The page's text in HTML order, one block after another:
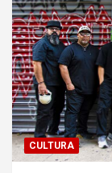
CULTURA